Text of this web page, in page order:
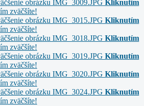
Kliknutím
zväčšíte!
Kliknutím
zväčšíte!
Kliknutím
zväčšíte!
Kliknutím
zväčšíte!
Kliknutím
zväčšíte!
Kliknutím
zväčšíte!